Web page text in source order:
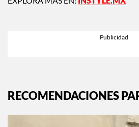
RECOMENDACIONES